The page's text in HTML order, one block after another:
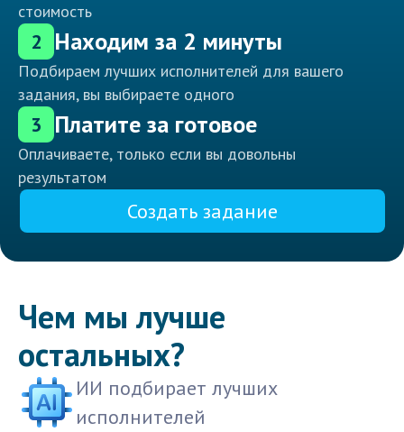
стоимость
2 Находим за 2 минуты
Подбираем лучших исполнителей для вашего
задания, вы выбираете одного
3 Платите за готовое
Оплачиваете, только если вы довольны
результатом
Создать задание
Чем мы лучше
остальных?
ИИ подбирает лучших
исполнителей